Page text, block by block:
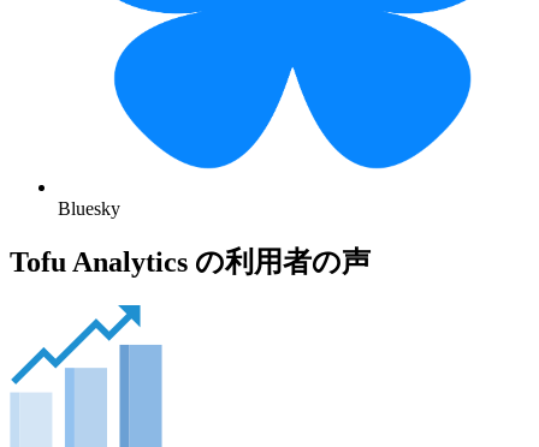
Bluesky
Tofu Analytics の利用者の声